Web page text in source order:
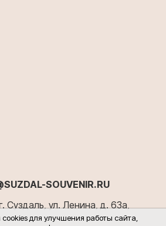
для улучшения работы сайта,
SOUVENIR.RU
Суздаль, ул. Ленина, д. 63а,